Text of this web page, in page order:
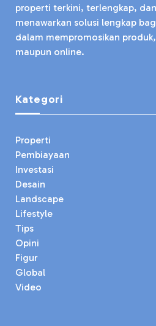
properti terkini, terlengkap,
menawarkan solusi lengkap
dalam mempromosikan
maupun online.
Kategori
Properti
Pembiayaan
Investasi
Desain
Landscape
Lifestyle
Tips
Opini
Figur
Global
Video